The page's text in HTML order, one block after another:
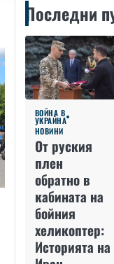
Последни
ВОЙНА В
УКРАЙНА
НОВИНИ
От руския
плен
обратно в
кабината на
бойния
хеликоптер:
Историята на